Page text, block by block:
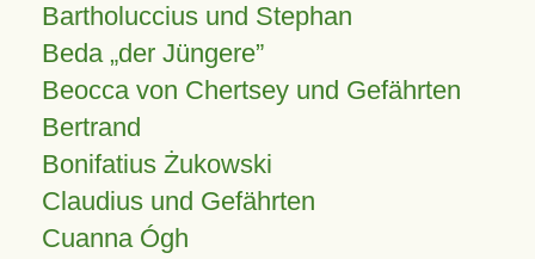
Bartholuccius und Stephan
Beda „der Jüngere”
Beocca von Chertsey und Gefährten
Bertrand
Bonifatius Żukowski
Claudius und Gefährten
Cuanna Ógh